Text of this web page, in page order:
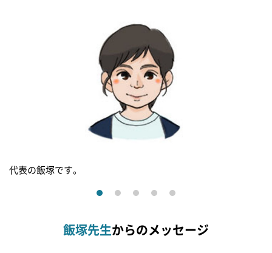
代表の飯塚です。
飯塚先生からのメッセージ